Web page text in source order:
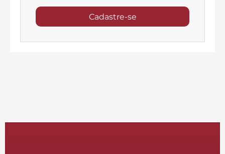
Cadastre-se